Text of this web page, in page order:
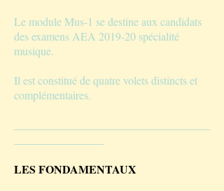
Le module Mus-1 se destine aux candidats
des examens AEA 2019-20 spécialité
musique.
Il est constitué de quatre volets distincts et
complémentaires.
LES FONDAMENTAUX